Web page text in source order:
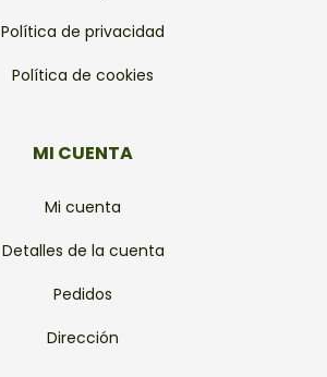
Política de privacidad
Política de cookies
MI CUENTA
Mi cuenta
Detalles de la cuenta
Pedidos
Dirección